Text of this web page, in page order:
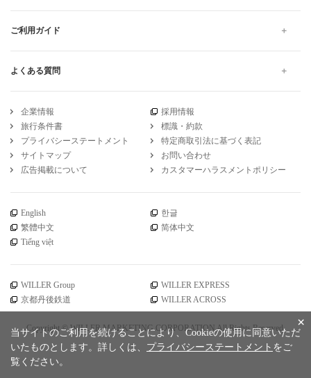
ご利用ガイド
よくある質問
企業情報
採用情報
旅行条件書
標識・約款
プライバシーステートメント
特定商取引法に基づく表記
サイトマップ
お問い合わせ
広告掲載について
カスタマーハラスメントポリシー
English
한글
繁體中文
简体中文
Tiếng việt
WILLER Group
WILLER EXPRESS
京都丹後鉄道
WILLER ACROSS
Copyright © WILLER MARKETING CORPORATION All Rights Reserved. ×
当サイトのご利用を続けることにより、Cookieの使用に同意いただ
いたものとします。詳しくは、 プライバシーステートメント をご
覧ください。